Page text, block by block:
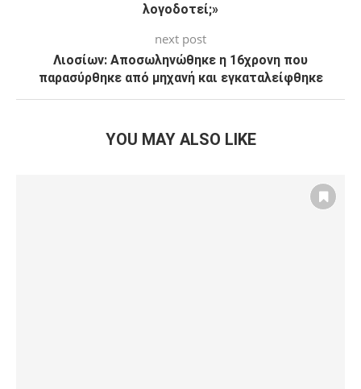
λογοδοτεί;»
next post
Λιοσίων: Αποσωληνώθηκε η 16χρονη που
παρασύρθηκε από μηχανή και εγκαταλείφθηκε
YOU MAY ALSO LIKE